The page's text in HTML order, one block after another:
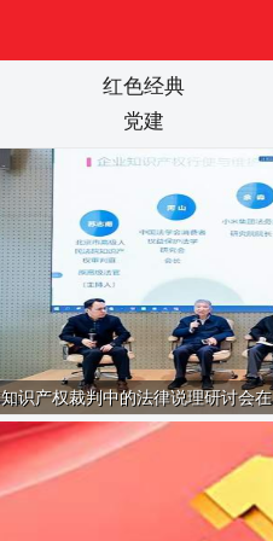
红色经典
党建
知识产权裁判中的法律说理研讨会在